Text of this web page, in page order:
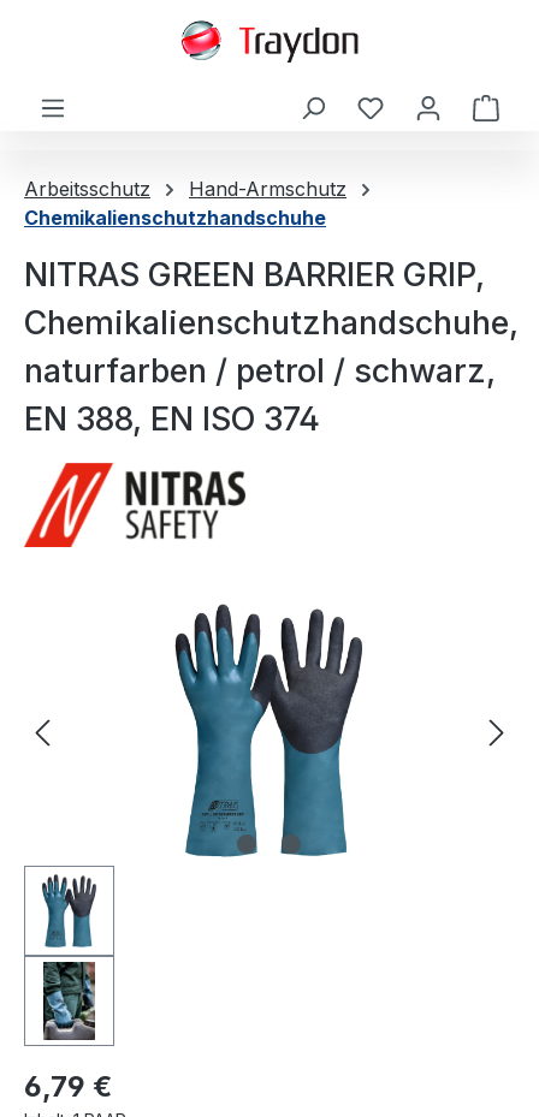
Arbeitsschutz
Hand-Armschutz
Chemikalienschutzhandschuhe
NITRAS GREEN BARRIER GRIP,
Chemikalienschutzhandschuhe,
naturfarben / petrol / schwarz,
EN 388, EN ISO 374
Bildergalerie überspringen
6,79 €